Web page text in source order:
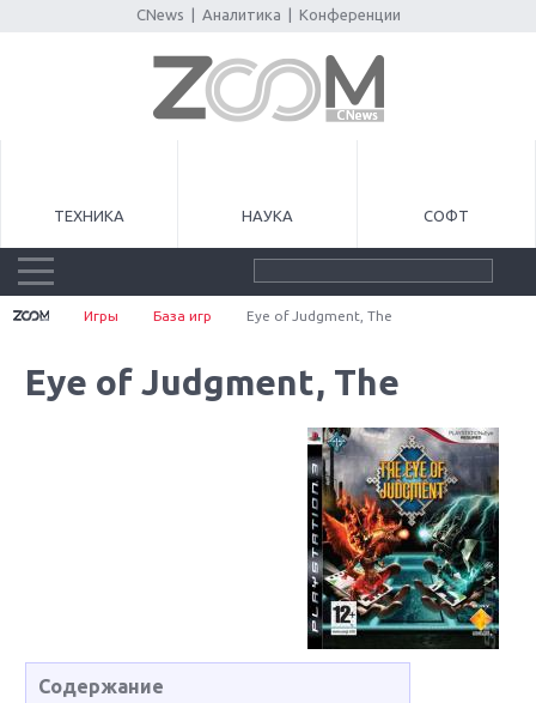
CNews Аналитика Конференции
ТЕХНИКА НАУКА СОФТ
Игры База игр Eye of Judgment, The
Eye of Judgment, The
Содержание